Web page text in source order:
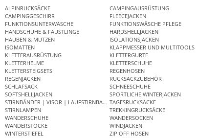
ALPINRUCKSÄCKE
CAMPINGAUSRÜSTUNG
CAMPINGGESCHIRR
FLEECEJACKEN
FUNKTIONSUNTERWÄSCHE
FUNKTIONSWÄSCHE PFLEGE
HANDSCHUHE & FÄUSTLINGE
HARDSHELLJACKEN
HAUBEN & MÜTZEN
ISOLATIONSJACKEN
ISOMATTEN
KLAPPMESSER UND MULTITOOLS
KLETTERAUSRÜSTUNG
KLETTERGURTE
KLETTERHELME
KLETTERSCHUHE
KLETTERSTEIGSETS
REGENHOSEN
REGENJACKEN
RUCKSACKZUBEHÖR
SCHLAFSACK
SCHNEESCHUHE
SOFTSHELLJACKEN
SPORTLICHE WINTERJACKEN
STIRNBÄNDER | VISOR | LAUFSTIRNBANDTAGESRUCKSÄCKE
STIRNLAMPEN
TREKKINGRUCKSÄCKE
WANDERSCHUHE
WANDERSOCKEN
WANDERSTÖCKE
WINDJACKEN
WINTERSTIEFEL
ZIP OFF HOSEN